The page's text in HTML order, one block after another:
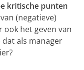
kritische punten
(negatieve)
ook het geven van
als manager